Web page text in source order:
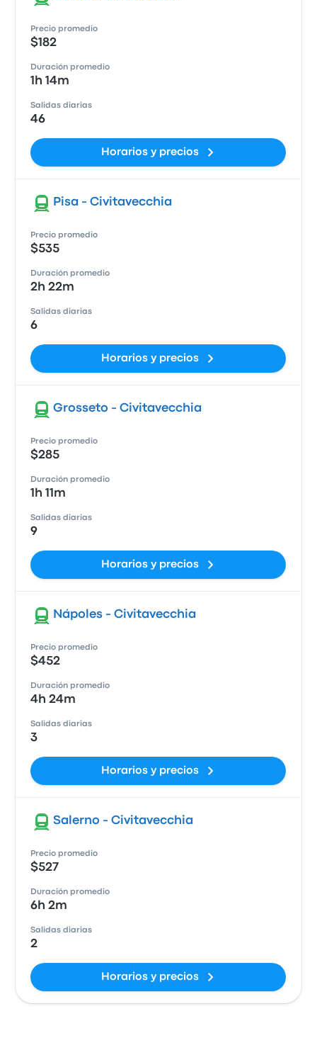
Precio promedio
$182
Duración promedio
1h 14m
Salidas diarias
46
Horarios y precios
Pisa - Civitavecchia
Precio promedio
$535
Duración promedio
2h 22m
Salidas diarias
6
Horarios y precios
Grosseto - Civitavecchia
Precio promedio
$285
Duración promedio
1h 11m
Salidas diarias
9
Horarios y precios
Nápoles - Civitavecchia
Precio promedio
$452
Duración promedio
4h 24m
Salidas diarias
3
Horarios y precios
Salerno - Civitavecchia
Precio promedio
$527
Duración promedio
6h 2m
Salidas diarias
2
Horarios y precios